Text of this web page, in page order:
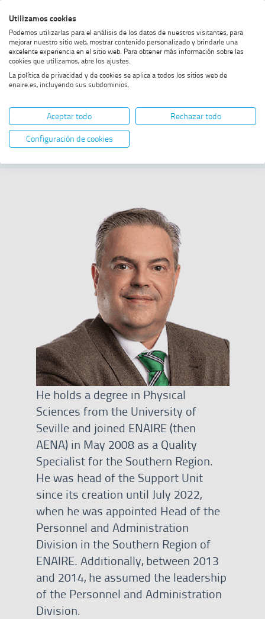
to
menu
to
content
to
footer
high
contrast
Home SHOW BREADCRUMB TRAIL OPTIONS
Óscar Royano Vera
Óscar Royano Vera
SOUTH REGION DIRECTOR
He holds a degree in Physical
Sciences from the University of
Seville and joined ENAIRE (then
AENA) in May 2008 as a Quality
Specialist for the Southern Region.
He was head of the Support Unit
since its creation until July 2022,
when he was appointed Head of the
Personnel and Administration
Division in the Southern Region of
ENAIRE. Additionally, between 2013
and 2014, he assumed the leadership
of the Personnel and Administration
Division.
Utilizamos cookies
Podemos utilizarlas para el análisis de los datos de nuestros visitantes, para
mejorar nuestro sitio web, mostrar contenido personalizado y brindarle una
excelente experiencia en el sitio web. Para obtener más información sobre las
cookies que utilizamos, abre los ajustes.
La política de privacidad y de cookies se aplica a todos los sitios web de
enaire.es, incluyendo sus subdominios.
Aceptar todo
Rechazar todo
Configuración de cookies